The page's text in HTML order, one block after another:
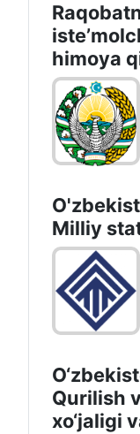
himoya
Milliy
Qurilish
xo‘jaligi